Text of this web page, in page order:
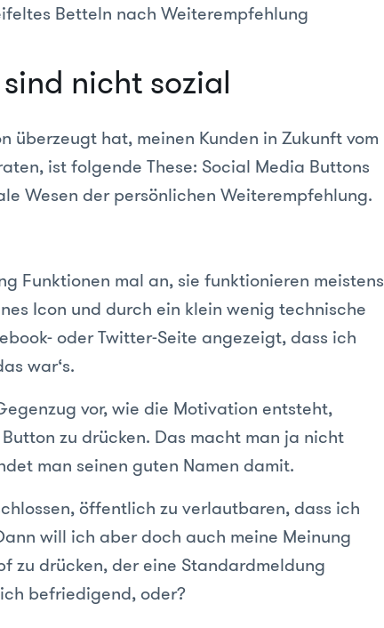
Betteln nach Weiterempfehlung
nicht sozial
überzeugt hat, meinen Kunden in Zukunft vom
ist folgende These: Social Media Buttons
Wesen der persönlichen Weiterempfehlung.
Funktionen mal an, sie funktionieren meistens
Icon und durch ein klein wenig technische
oder Twitter-Seite angezeigt, dass ich
war‘s.
vor, wie die Motivation entsteht,
zu drücken. Das macht man ja nicht
man seinen guten Namen damit.
öffentlich zu verlautbaren, dass ich
will ich aber doch auch meine Meinung
zu drücken, der eine Standardmeldung
befriedigend, oder?